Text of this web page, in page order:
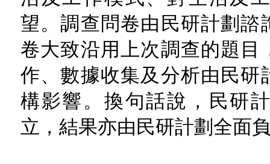
望。調查問卷由民研計劃諮
卷大致沿用上次調查的題
作、數據收集及分析由民研
構影響。換句話說，民研
立，結果亦由民研計劃全面